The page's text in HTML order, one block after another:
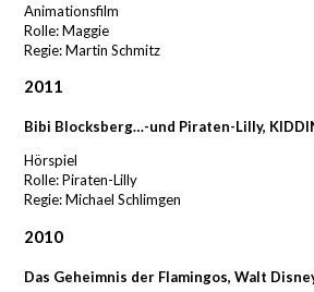
Animationsfilm
Rolle: Maggie
Regie: Martin Schmitz
2011
Bibi Blocksberg…-und Piraten-Lilly,
Hörspiel
Rolle: Piraten-Lilly
Regie: Michael Schlimgen
2010
Das Geheimnis der Flamingos, Walt